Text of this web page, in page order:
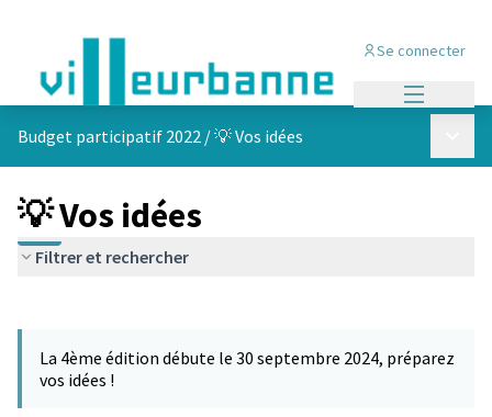
Se connecter
Budget participatif 2022 /💡 Vos idées
💡 Vos idées
Filtrer et rechercher
−
La 4ème édition débute le 30 septembre 2024, préparez
vos idées !